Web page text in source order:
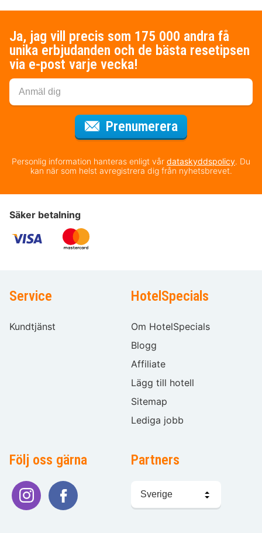
Ja, jag vill precis som 175 000 andra få
unika erbjudanden och de bästa resetipsen
via e-post varje vecka!
Prenumerera
Personlig information hanteras enligt vår dataskyddspolicy. Du
kan när som helst avregistrera dig från nyhetsbrevet.
Säker betalning
Service
Kundtjänst
HotelSpecials
Om HotelSpecials
Blogg
Affiliate
Lägg till hotell
Sitemap
Lediga jobb
Följ oss gärna Partners
språk